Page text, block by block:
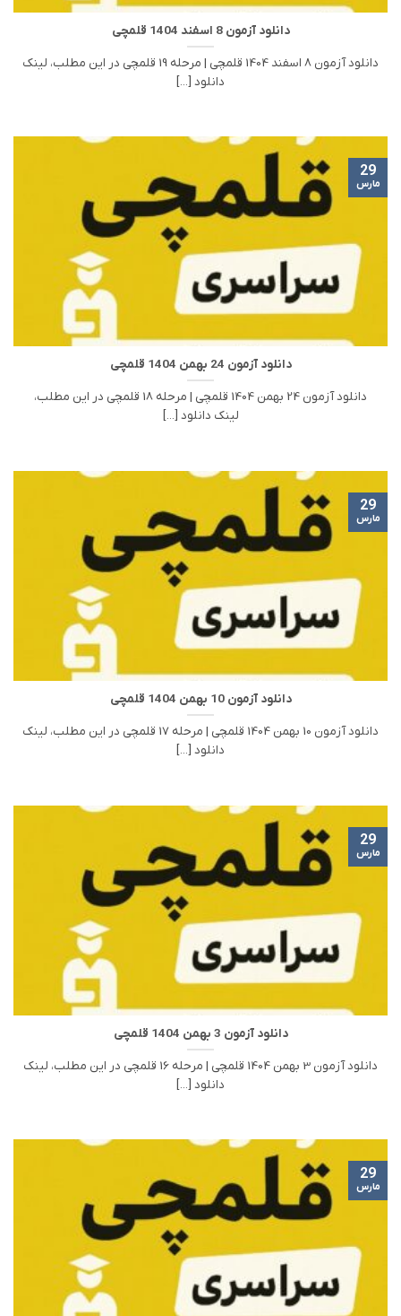
دانلود آزمون 8 اسفند 1404 قلمچی
دانلود آزمون 8 اسفند 1404 قلمچی | مرحله 19 قلمچی در این مطلب، لینک
دانلود [...]
دانلود آزمون 24 بهمن 1404 قلمچی
دانلود آزمون 24 بهمن 1404 قلمچی | مرحله 18 قلمچی در این مطلب،
لینک دانلود [...]
29
مارس
دانلود آزمون 10 بهمن 1404 قلمچی
دانلود آزمون 10 بهمن 1404 قلمچی | مرحله 17 قلمچی در این مطلب، لینک
دانلود [...]
29
مارس
دانلود آزمون 3 بهمن 1404 قلمچی
دانلود آزمون 3 بهمن 1404 قلمچی | مرحله 16 قلمچی در این مطلب، لینک
دانلود [...]
29
مارس
29
مارس